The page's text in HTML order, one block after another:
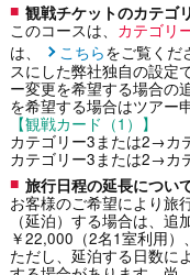
観戦チケットのカテゴ
このコースは、 カテゴリ
は、
こちらをご覧くだ
スにした弊社独自の設定
ー変更を希望する場合の
を希望する場合はツアー
【観戦カード（1）】
カテゴリー3または2→カ
カテゴリー3または2→カ
旅行日程の延長につい
お客様のご希望により旅
（延泊）する場合は、追
￥22,000（2名1室利用）
ただし、延泊する日数に